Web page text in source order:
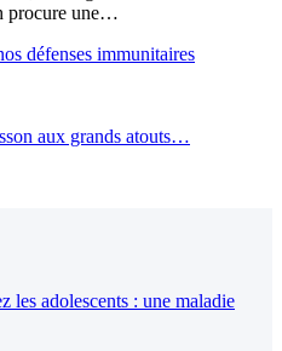
procure une…
défenses immunitaires
aux grands atouts…
les adolescents : une maladie